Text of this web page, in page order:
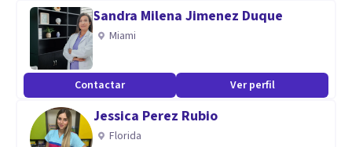
ansiedad, depresión, comportamiento suicida,
acompañamiento en fase terminal y duelo, así como
conflictos familiares.
El enfoque es Humanista, tomando a la persona desde una
perspectiva bio-psico -espiritual.
Sandra Milena Jimenez Duque
Miami
Contactar Ver perfil
Jessica Perez Rubio
Florida